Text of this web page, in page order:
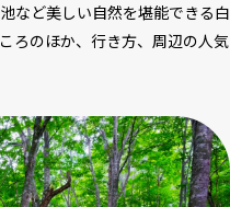
など美しい自然を堪能できる白
ろのほか、行き方、周辺の人気